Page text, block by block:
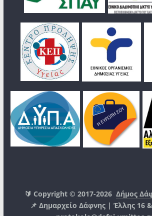
🔰 Copyright © 2017-2026Δήμος
📌 Δημαρχείο Δάφνης | Έλλης 16